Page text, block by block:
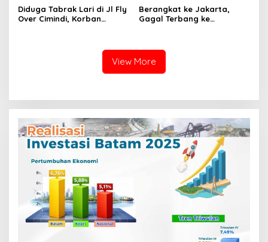
Prabowo
Diduga Tabrak Lari di Jl Fly
Over Cimindi, Korban
Berangkat ke Jakarta,
Gagal Terbang ke
Panitia
View More